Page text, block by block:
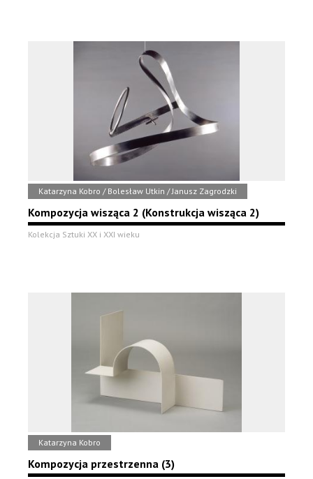
Katarzyna Kobro / Bolesław Utkin / Janusz Zagrodzki
Kompozycja wisząca 2 (Konstrukcja wisząca 2)
Kolekcja Sztuki XX i XXI wieku
Katarzyna Kobro
Kompozycja przestrzenna (3)